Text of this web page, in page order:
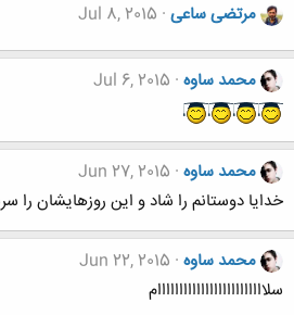
مرتضی ساعی Jul 8, 2015
محمد ساوه Jul 6, 2015
محمد ساوه Jun 27, 2015
خدایا دوستانم را شاد و این روزهایشان را
محمد ساوه Jun 22, 2015
سلااااااااااااااااااااااااام